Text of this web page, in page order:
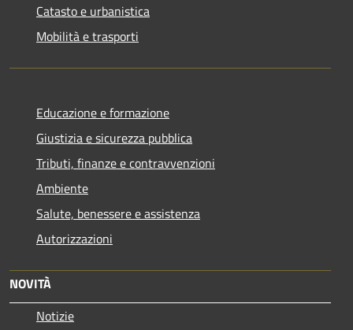
Catasto e urbanistica
Mobilità e trasporti
Educazione e formazione
Giustizia e sicurezza pubblica
Tributi, finanze e contravvenzioni
Ambiente
Salute, benessere e assistenza
Autorizzazioni
NOVITÀ
Notizie